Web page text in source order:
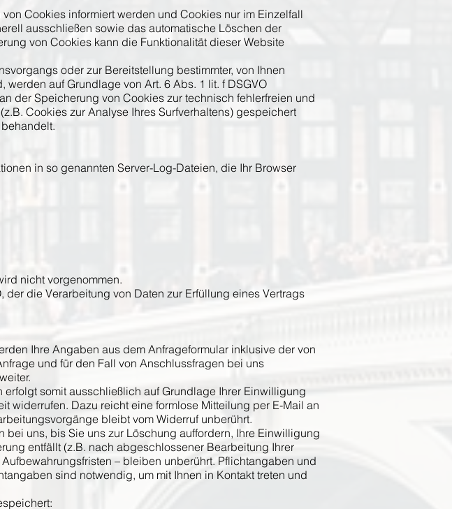
Cookies informiert werden und Cookies nur im Einzelfall
ausschließen sowie das automatische Löschen der
von Cookies kann die Funktionalität dieser Website
oder zur Bereitstellung bestimmter, von Ihnen
auf Grundlage von Art. 6 Abs. 1 lit. f DSGVO
der Speicherung von Cookies zur technisch fehlerfreien und
Cookies zur Analyse Ihres Surfverhaltens) gespeichert
in so genannten Server-Log-Dateien, die Ihr Browser
nicht vorgenommen.
die Verarbeitung von Daten zur Erfüllung eines Vertrags
Ihre Angaben aus dem Anfrageformular inklusive der von
und für den Fall von Anschlussfragen bei uns
somit ausschließlich auf Grundlage Ihrer Einwilligung
widerrufen. Dazu reicht eine formlose Mitteilung per E-Mail an
bleibt vom Widerruf unberührt.
uns, bis Sie uns zur Löschung auffordern, Ihre Einwilligung
entfällt (z.B. nach abgeschlossener Bearbeitung Ihrer
– bleiben unberührt. Pflichtangaben und
sind notwendig, um mit Ihnen in Kontakt treten und